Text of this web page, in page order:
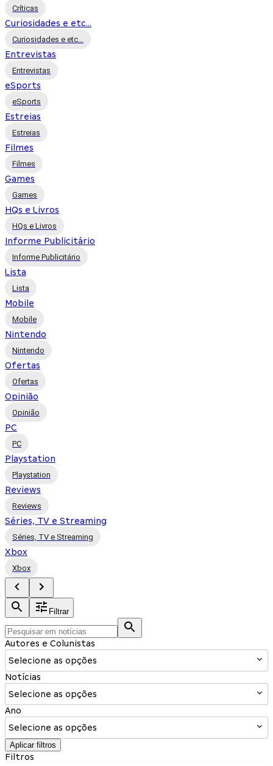
Críticas
Curiosidades e etc...
Curiosidades e etc...
Entrevistas
Entrevistas
eSports
eSports
Estreias
Estreias
Filmes
Filmes
Games
Games
HQs e Livros
HQs e Livros
Informe Publicitário
Informe Publicitário
Lista
Lista
Mobile
Mobile
Nintendo
Nintendo
Ofertas
Ofertas
Opinião
Opinião
PC
PC
Playstation
Playstation
Reviews
Reviews
Séries, TV e Streaming
Séries, TV e Streaming
Xbox
Xbox
Filtrar
Autores e Colunistas
Selecione as opções
Notícias
Selecione as opções
Ano
Selecione as opções
Aplicar filtros
Filtros